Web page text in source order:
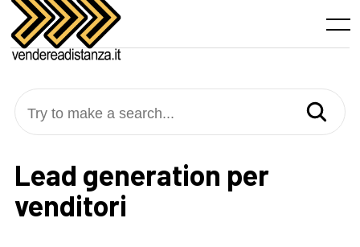
Skip
content
Menu
Try to make a search...
Lead generation per
venditori